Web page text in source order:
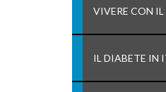
VIVERE CON
IL DIABETE IN